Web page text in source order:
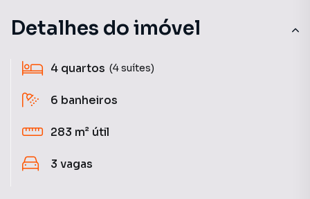
Detalhes do imóvel
4 quartos (4 suítes)
6 banheiros
283 m² útil
3 vagas